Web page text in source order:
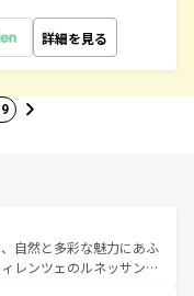
詳細を見る
自然と多彩な魅力にあふ
レンツェのルネッサンス